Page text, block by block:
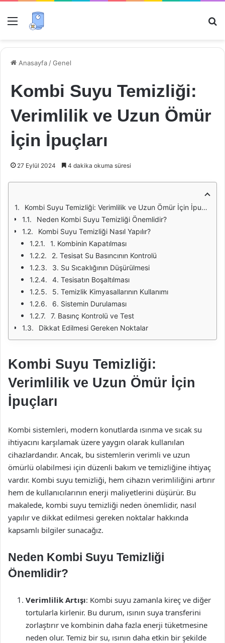
Menü
Anasayfa /Genel
Kombi Suyu Temizliği:
Verimlilik ve Uzun Ömür
İçin İpuçları
27 Eylül 2024 4 dakika okuma süresi
Kombi Suyu Temizliği: Verimlilik ve Uzun Ömür İçin İpuçları
Neden Kombi Suyu Temizliği Önemlidir?
Kombi Suyu Temizliği Nasıl Yapılır?
1. Kombinin Kapatılması
2. Tesisat Su Basıncının Kontrolü
3. Su Sıcaklığının Düşürülmesi
4. Tesisatın Boşaltılması
5. Temizlik Kimyasallarının Kullanımı
6. Sistemin Durulaması
7. Basınç Kontrolü ve Test
Dikkat Edilmesi Gereken Noktalar
Kombi Suyu Temizliği:
Verimlilik ve Uzun Ömür İçin
İpuçları
Kombi sistemleri, modern konutlarda ısınma ve sıcak su
ihtiyacını karşılamak üzere yaygın olarak kullanılan
cihazlardandır. Ancak, bu sistemlerin verimli ve uzun
ömürlü olabilmesi için düzenli bakım ve temizliğine ihtiyaç
vardır. Kombi suyu temizliği, hem cihazın verimliliğini artırır
hem de kullanıcılarının enerji maliyetlerini düşürür. Bu
makalede, kombi suyu temizliği neden önemlidir, nasıl
yapılır ve dikkat edilmesi gereken noktalar hakkında
kapsamlı bilgiler sunacağız.
Neden Kombi Suyu Temizliği
Önemlidir?
Verimlilik Artışı: Kombi suyu zamanla kireç ve diğer
tortularla kirlenir. Bu durum, ısının suya transferini
zorlaştırır ve kombinin daha fazla enerji tüketmesine
neden olur. Temiz bir su, ısının daha etkin bir şekilde